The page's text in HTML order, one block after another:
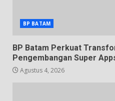
BP BATAM
BP Batam Perkuat
Pengembangan Super
Agustus 4, 2026